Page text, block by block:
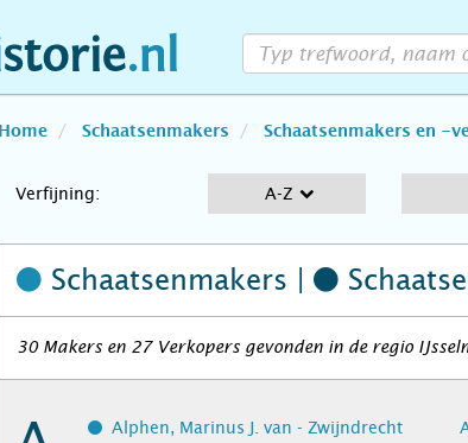
Home Schaatsenmakers Schaatsenmakers en -
Verfijning: A-Z
Schaatsenmakers |
30 Makers en 27 Verkopers gevonden in de regio
Alphen, Marinus J. van - Zwijndrecht